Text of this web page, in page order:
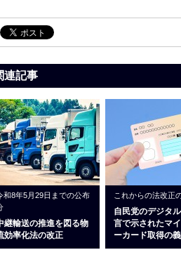
連記事
和8年5月29日までの公布
継輸送の推進を図る物
効率化法の改正
これからの法改正
自民党のデジタ
言で示されたマ
ーカード取得の